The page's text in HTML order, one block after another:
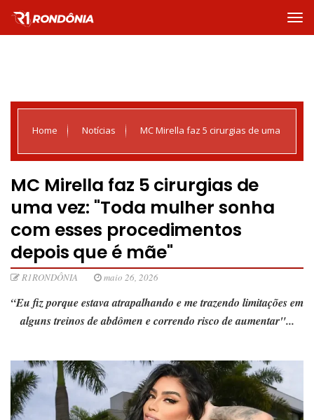
Home Notícias MC Mirella faz 5 cirurgias de uma
é mãe"
MC Mirella faz 5 cirurgias de
uma vez: "Toda mulher sonha
com esses procedimentos
depois que é mãe"
R1RONDÔNIA maio 26, 2026
“Eu fiz porque estava atrapalhando e me trazendo limitações em
alguns treinos de abdômen e correndo risco de aumentar"...